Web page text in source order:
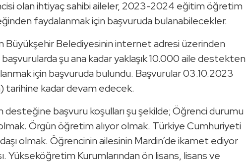
olan ihtiyaç sahibi aileler, 2023-2024 eğitim öğretim
faydalanmak için başvuruda bulanabilecekler.
Büyükşehir Belediyesinin internet adresi üzerinden
başvurularda şu ana kadar yaklaşık 10.000 aile destekten
için başvuruda bulundu. Başvurular 03.10.2023
tarihine kadar devam edecek.
desteğine başvuru koşulları şu şekilde; Öğrenci durumu
Örgün öğretim alıyor olmak. Türkiye Cumhuriyeti
olmak. Öğrencinin ailesinin Mardin’de ikamet ediyor
Yükseköğretim Kurumlarından ön lisans, lisans ve